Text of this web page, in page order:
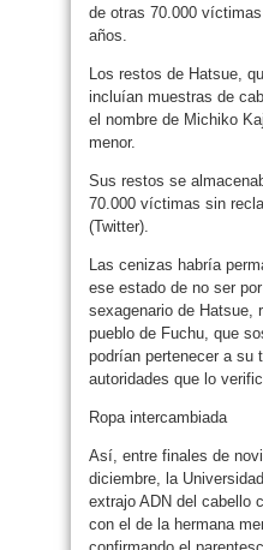
de otras 70.000
años.
Los restos de Hatsue,
incluían muestras de
el nombre de Michiko
menor.
Sus restos se
70.000 víctimas sin
(Twitter).
Las cenizas habría
ese estado de no ser
sexagenario de Hatsue,
pueblo de Fuchu, que
podrían pertenecer a su
autoridades que lo
Ropa intercambiada
Así, entre finales de
diciembre, la
extrajo ADN del cabello
con el de la hermana